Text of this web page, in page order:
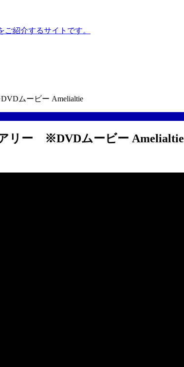
紹介するサイトです。
ムービー Amelialtie
リー ※DVDムービー Amelialtie